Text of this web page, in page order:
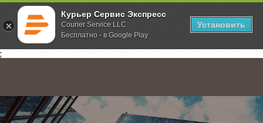
Курьер Сервис Экспресс
Courier Service LLC
Бесплатно - в Google Play
Установить
;
Главная О компании Новости Офис КС Тюмень переехал на